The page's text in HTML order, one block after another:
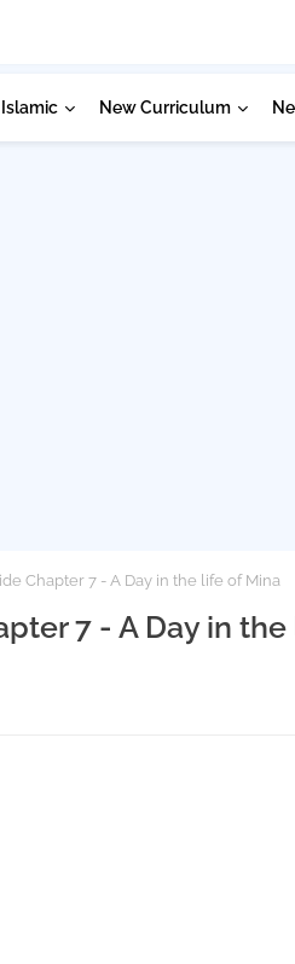
Islamic New Curriculum
Chapter 7 - A Day in the life of Mina
7 - A Day in